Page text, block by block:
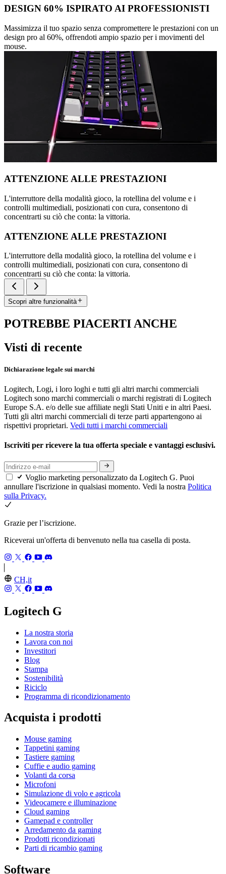
DESIGN 60% ISPIRATO AI PROFESSIONISTI
Massimizza il tuo spazio senza compromettere le prestazioni con un
design pro al 60%, offrendoti ampio spazio per i movimenti del
mouse.
ATTENZIONE ALLE PRESTAZIONI
L'interruttore della modalità gioco, la rotellina del volume e i
controlli multimediali, posizionati con cura, consentono di
concentrarti su ciò che conta: la vittoria.
ATTENZIONE ALLE PRESTAZIONI
L'interruttore della modalità gioco, la rotellina del volume e i
controlli multimediali, posizionati con cura, consentono di
concentrarti su ciò che conta: la vittoria.
Scopri altre funzionalità
POTREBBE PIACERTI ANCHE
Visti di recente
Dichiarazione legale sui marchi
Logitech, Logi, i loro loghi e tutti gli altri marchi commerciali
Logitech sono marchi commerciali o marchi registrati di Logitech
Europe S.A. e/o delle sue affiliate negli Stati Uniti e in altri Paesi.
Tutti gli altri marchi commerciali di terze parti appartengono ai
rispettivi proprietari. Vedi tutti i marchi commerciali
Iscriviti per ricevere la tua offerta speciale e vantaggi esclusivi.
Voglio marketing personalizzato da Logitech G. Puoi
annullare l'iscrizione in qualsiasi momento. Vedi la nostra Politica
sulla Privacy.
Grazie per l’iscrizione.
Riceverai un'offerta di benvenuto nella tua casella di posta.
CH,it
Logitech G
La nostra storia
Lavora con noi
Investitori
Blog
Stampa
Sostenibilità
Riciclo
Programma di ricondizionamento
Acquista i prodotti
Mouse gaming
Tappetini gaming
Tastiere gaming
Cuffie e audio gaming
Volanti da corsa
Microfoni
Simulazione di volo e agricola
Videocamere e illuminazione
Cloud gaming
Gamepad e controller
Arredamento da gaming
Prodotti ricondizionati
Parti di ricambio gaming
Software